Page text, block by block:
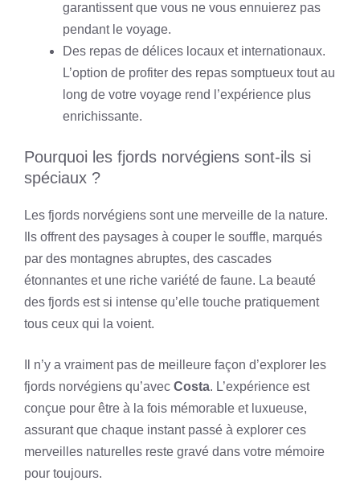
garantissent que vous ne vous ennuierez pas
pendant le voyage.
Des repas de délices locaux et internationaux.
L’option de profiter des repas somptueux tout au
long de votre voyage rend l’expérience plus
enrichissante.
Pourquoi les fjords norvégiens sont-ils si
spéciaux ?
Les fjords norvégiens sont une merveille de la nature.
Ils offrent des paysages à couper le souffle, marqués
par des montagnes abruptes, des cascades
étonnantes et une riche variété de faune. La beauté
des fjords est si intense qu’elle touche pratiquement
tous ceux qui la voient.
Il n’y a vraiment pas de meilleure façon d’explorer les
fjords norvégiens qu’avec Costa. L’expérience est
conçue pour être à la fois mémorable et luxueuse,
assurant que chaque instant passé à explorer ces
merveilles naturelles reste gravé dans votre mémoire
pour toujours.